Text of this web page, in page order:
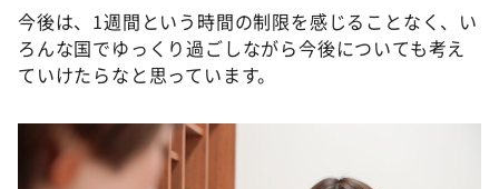
今後は、1週間という時間の制限を感じることなく、い
ろんな国でゆっくり過ごしながら今後についても考え
ていけたらなと思っています。